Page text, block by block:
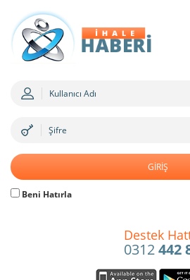
Beni Hatırla
Destek
0312442